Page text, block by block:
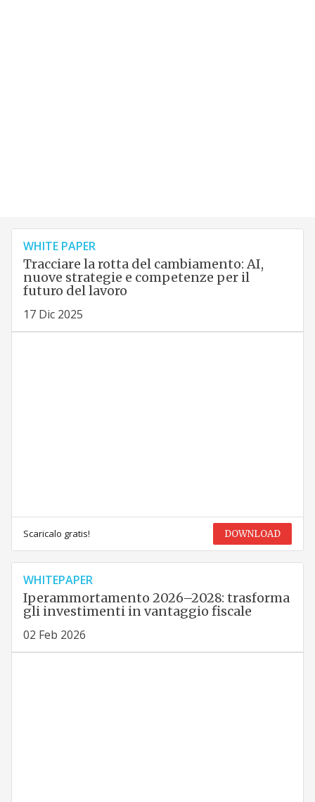
WHITE PAPER
Tracciare la rotta del cambiamento: AI,
nuove strategie e competenze per il
futuro del lavoro
17 Dic 2025
Scaricalo gratis! DOWNLOAD
WHITEPAPER
Iperammortamento 2026–2028: trasforma
gli investimenti in vantaggio fiscale
02 Feb 2026